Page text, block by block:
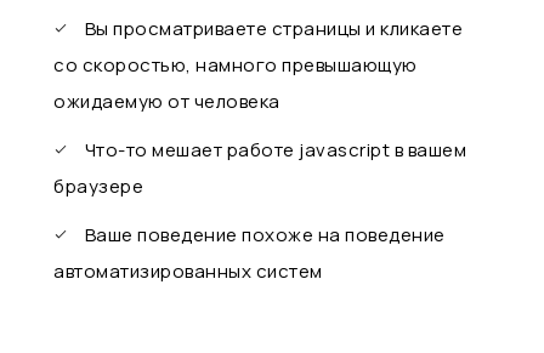
Вы просматриваете страницы и кликаете
со скоростью, намного превышающую
ожидаемую от человека
Что-то мешает работе javascript в вашем
браузере
Ваше поведение похоже на поведение
автоматизированных систем